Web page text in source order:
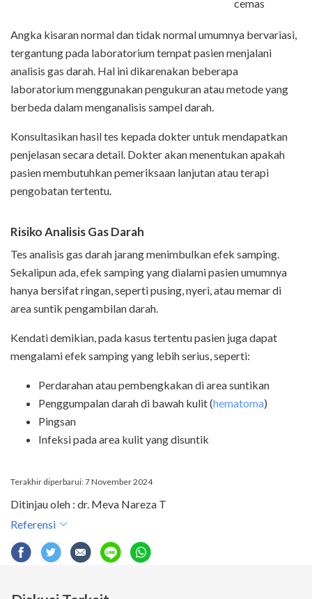
cemas
Angka kisaran normal dan tidak normal umumnya bervariasi,
tergantung pada laboratorium tempat pasien menjalani
analisis gas darah. Hal ini dikarenakan beberapa
laboratorium menggunakan pengukuran atau metode yang
berbeda dalam menganalisis sampel darah.
Konsultasikan hasil tes kepada dokter untuk mendapatkan
penjelasan secara detail. Dokter akan menentukan apakah
pasien membutuhkan pemeriksaan lanjutan atau terapi
pengobatan tertentu.
Risiko Analisis Gas Darah
Tes analisis gas darah jarang menimbulkan efek samping.
Sekalipun ada, efek samping yang dialami pasien umumnya
hanya bersifat ringan, seperti pusing, nyeri, atau memar di
area suntik pengambilan darah.
Kendati demikian, pada kasus tertentu pasien juga dapat
mengalami efek samping yang lebih serius, seperti:
Perdarahan atau pembengkakan di area suntikan
Penggumpalan darah di bawah kulit (hematoma)
Pingsan
Infeksi pada area kulit yang disuntik
Terakhir diperbarui: 7 November 2024